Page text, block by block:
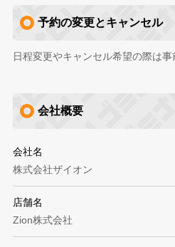
予約の変更とキャンセル
日程変更やキャンセル希望の際は事
会社概要
会社名
株式会社ザイオン
店舗名
Zion株式会社